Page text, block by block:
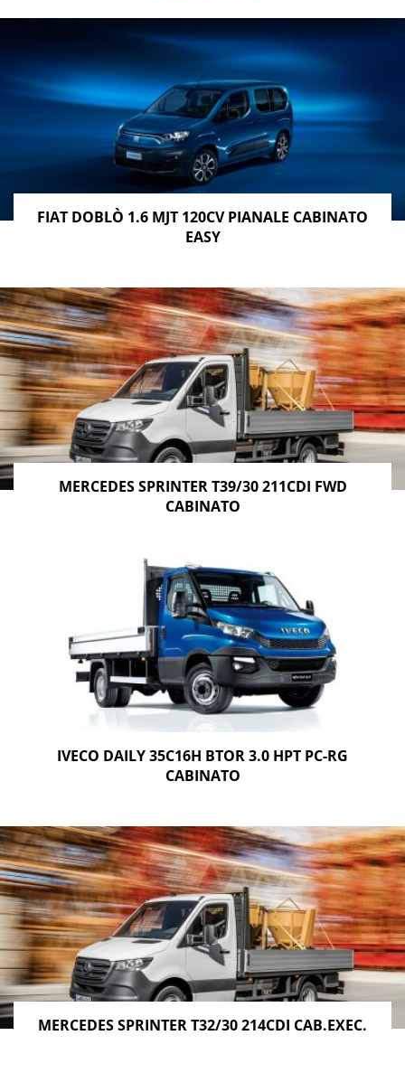
FIAT DOBLÒ 1.6 MJT 120CV PIANALE CABINATO
EASY
MERCEDES SPRINTER T39/30 211CDI FWD
CABINATO
IVECO DAILY 35C16H BTOR 3.0 HPT PC-RG
CABINATO
MERCEDES SPRINTER T32/30 214CDI CAB.EXEC.